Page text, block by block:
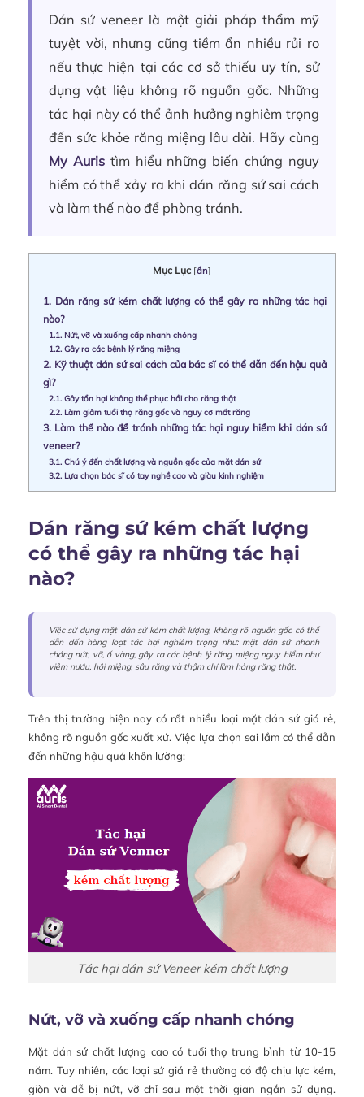
Dán sứ veneer là một giải pháp thẩm mỹ
tuyệt vời, nhưng cũng tiềm ẩn nhiều rủi ro
nếu thực hiện tại các cơ sở thiếu uy tín, sử
dụng vật liệu không rõ nguồn gốc. Những
tác hại này có thể ảnh hưởng nghiêm trọng
đến sức khỏe răng miệng lâu dài. Hãy cùng
My Auristìm hiểu những biến chứng nguy
hiểm có thể xảy ra khi dán răng sứ sai cách
và làm thế nào để phòng tránh.
Mục Lục [ẩn]
1. Dán răng sứ kém chất lượng có thể gây ra những tác hại
nào?
1.1. Nứt, vỡ và xuống cấp nhanh chóng
1.2. Gây ra các bệnh lý răng miệng
2. Kỹ thuật dán sứ sai cách của bác sĩ có thể dẫn đến hậu quả
gì?
2.1. Gây tổn hại không thể phục hồi cho răng thật
2.2. Làm giảm tuổi thọ răng gốc và nguy cơ mất răng
3. Làm thế nào để tránh những tác hại nguy hiểm khi dán sứ
veneer?
3.1. Chú ý đến chất lượng và nguồn gốc của mặt dán sứ
3.2. Lựa chọn bác sĩ có tay nghề cao và giàu kinh nghiệm
Dán răng sứ kém chất lượng
có thể gây ra những tác hại
nào?
Việc sử dụng mặt dán sứ kém chất lượng, không rõ nguồn gốc có thể
dẫn đến hàng loạt tác hại nghiêm trọng như: mặt dán sứ nhanh
chóng nứt, vỡ, ố vàng; gây ra các bệnh lý răng miệng nguy hiểm như
viêm nướu, hôi miệng, sâu răng và thậm chí làm hỏng răng thật.
Trên thị trường hiện nay có rất nhiều loại mặt dán sứ giá rẻ,
không rõ nguồn gốc xuất xứ. Việc lựa chọn sai lầm có thể dẫn
đến những hậu quả khôn lường:
Tác hại dán sứ Veneer kém chất lượng
Nứt, vỡ và xuống cấp nhanh chóng
Mặt dán sứ chất lượng cao có tuổi thọ trung bình từ 10-15
năm. Tuy nhiên, các loại sứ giá rẻ thường có độ chịu lực kém,
giòn và dễ bị nứt, vỡ chỉ sau một thời gian ngắn sử dụng.